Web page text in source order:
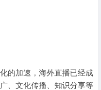
的加速，海外直播已经成
、文化传播、知识分享等